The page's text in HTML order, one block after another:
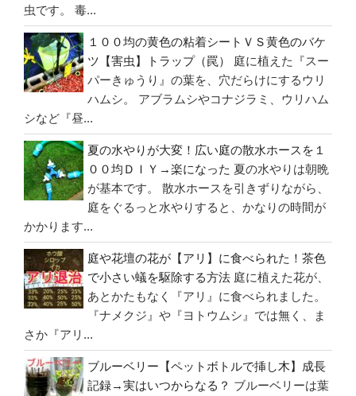
虫です。 毒...
１００均の黄色の粘着シートＶＳ黄色のバケ
ツ【害虫】トラップ（罠）
庭に植えた『スー
パーきゅうり』の葉を、穴だらけにするウリ
ハムシ。 アブラムシやコナジラミ、ウリハム
シなど『昼...
夏の水やりが大変！広い庭の散水ホースを１
００均ＤＩＹ→楽になった 夏の水やりは朝晩
が基本です。 散水ホースを引きずりながら、
庭をぐるっと水やりすると、かなりの時間が
かかります...
庭や花壇の花が【アリ】に食べられた！茶色
で小さい蟻を駆除する方法 庭に植えた花が、
あとかたもなく『アリ』に食べられました。
『ナメクジ』や『ヨトウムシ』では無く、ま
さか『アリ...
ブルーベリー【ペットボトルで挿し木】成長
記録→実はいつからなる？ ブルーベリーは葉